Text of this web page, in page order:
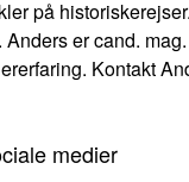
på
Anders er cand.
Kontakt
medier